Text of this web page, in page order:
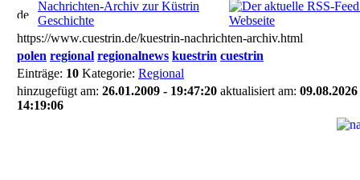
Nachrichten-Archiv zur Küstrin
Geschichte
https://www.cuestrin.de/kuestrin-nachrichten-archiv.html
polen regional regionalnews kuestrin cuestrin
Einträge: 10 Kategorie: Regional
hinzugefügt am: 26.01.2009 - 19:47:20 aktualisiert am: 09.08.2026
14:19:06